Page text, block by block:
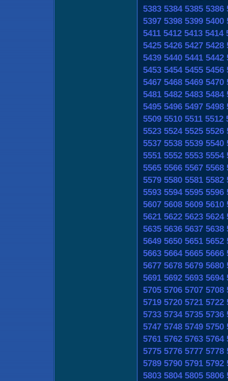
5383 5384 5385 5386
5397 5398 5399 5400
5411 5412 5413 5414
5425 5426 5427 5428
5439 5440 5441 5442
5453 5454 5455 5456
5467 5468 5469 5470
5481 5482 5483 5484
5495 5496 5497 5498
5509 5510 5511 5512
5523 5524 5525 5526
5537 5538 5539 5540
5551 5552 5553 5554
5565 5566 5567 5568
5579 5580 5581 5582
5593 5594 5595 5596
5607 5608 5609 5610
5621 5622 5623 5624
5635 5636 5637 5638
5649 5650 5651 5652
5663 5664 5665 5666
5677 5678 5679 5680
5691 5692 5693 5694
5705 5706 5707 5708
5719 5720 5721 5722
5733 5734 5735 5736
5747 5748 5749 5750
5761 5762 5763 5764
5775 5776 5777 5778
5789 5790 5791 5792
5803 5804 5805 5806